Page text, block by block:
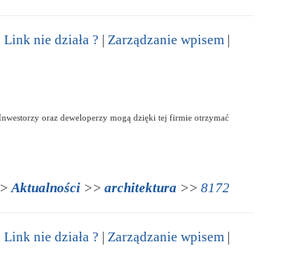
Link nie działa ? |Zarządzanie wpisem |
oraz deweloperzy mogą dzięki tej firmie otrzymać
Aktualności >>architektura >>8172
Link nie działa ? |Zarządzanie wpisem |